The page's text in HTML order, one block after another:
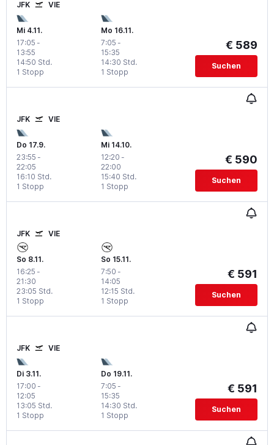
JFK VIE
Mi 4.11.
17:05 -
13:55
1 Stopp
14:50 Std.
Mo 16.11.
7:05 -
15:35
1 Stopp
14:30 Std.
€ 589
Suchen
JFK VIE
Do 17.9.
23:55 -
22:05
1 Stopp
16:10 Std.
Mi 14.10.
12:20 -
22:00
1 Stopp
15:40 Std.
€ 590
Suchen
JFK VIE
So 8.11.
16:25 -
21:30
1 Stopp
23:05 Std.
So 15.11.
7:50 -
14:05
1 Stopp
12:15 Std.
€ 591
Suchen
JFK VIE
Di 3.11.
17:00 -
12:05
1 Stopp
13:05 Std.
Do 19.11.
7:05 -
15:35
1 Stopp
14:30 Std.
€ 591
Suchen